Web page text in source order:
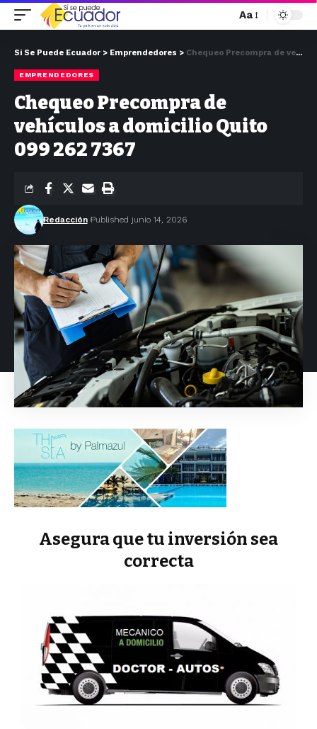
Aa
Si Se Puede Ecuador > Emprendedores > Chequeo Precompra de vehículos a domicilio Quito 099 262 7367
EMPRENDEDORES
Chequeo Precompra de
vehículos a domicilio Quito
099 262 7367
Redacción Published junio 14, 2026
Asegura que tu inversión sea
correcta